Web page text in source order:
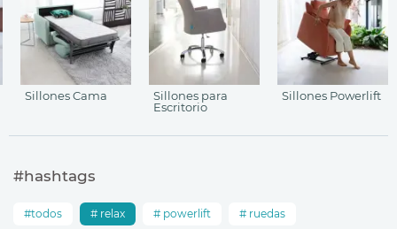
Sillones Cama
Sillones para
Escritorio
Sillones Powerlift
#hashtags
todos relax powerlift ruedas